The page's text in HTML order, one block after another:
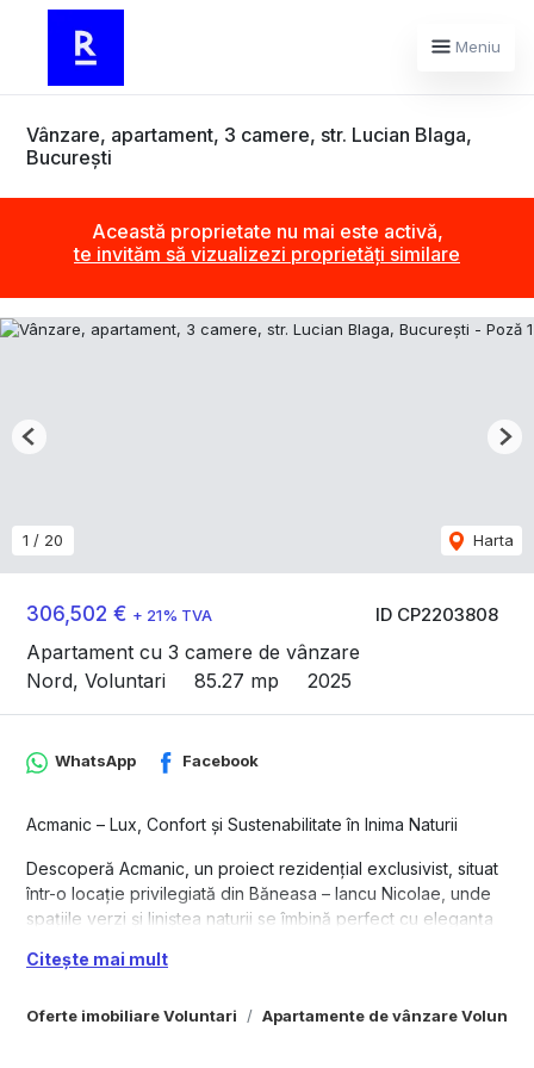
Meniu
Vânzare, apartament, 3 camere, str. Lucian Blaga,
București
Această proprietate nu mai este activă,
te invităm să vizualizezi proprietăți similare
ID CP2203808
306,502 € + 21% TVA
Apartament cu 3 camere de vânzare
Nord, Voluntari
85.27 mp 2025
1 / 20 Harta
Previous
Oferte imobiliare Voluntari Apartamente de vânzare Voluntari
WhatsApp Facebook
Acmanic – Lux, Confort și Sustenabilitate în Inima Naturii
Descoperă Acmanic, un proiect rezidențial exclusivist, situat
într-o locație privilegiată din Băneasa – Iancu Nicolae, unde
spațiile verzi și liniștea naturii se îmbină perfect cu eleganța
centrele comerciale și de afaceri din nordul capitalei, dar
conceptul de locuință de lux.
Citește mai mult